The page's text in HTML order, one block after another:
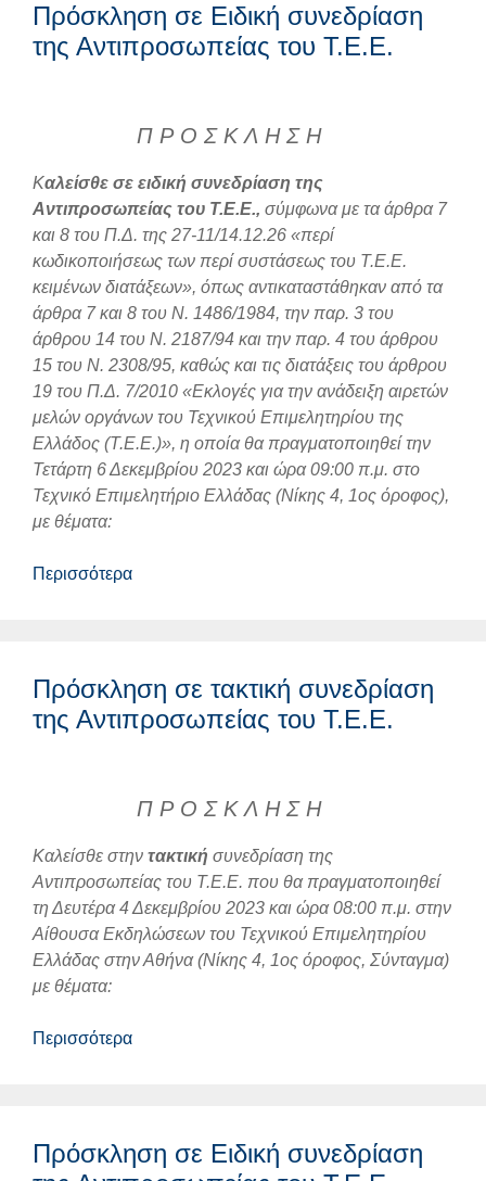
Πρόσκληση σε Ειδική συνεδρίαση
της Αντιπροσωπείας του Τ.Ε.Ε.
Π Ρ Ο Σ Κ Λ Η Σ Η
Καλείσθε σε ειδική συνεδρίαση της
Αντιπροσωπείας του Τ.Ε.Ε., σύμφωνα με τα άρθρα 7
και 8 του Π.Δ. της 27-11/14.12.26 «περί
κωδικοποιήσεως των περί συστάσεως του Τ.Ε.Ε.
κειμένων διατάξεων», όπως αντικαταστάθηκαν από τα
άρθρα 7 και 8 του Ν. 1486/1984, την παρ. 3 του
άρθρου 14 του Ν. 2187/94 και την παρ. 4 του άρθρου
15 του Ν. 2308/95, καθώς και τις διατάξεις του άρθρου
19 του Π.Δ. 7/2010 «Εκλογές για την ανάδειξη αιρετών
μελών οργάνων του Τεχνικού Επιμελητηρίου της
Ελλάδος (Τ.Ε.Ε.)», η οποία θα πραγματοποιηθεί την
Τετάρτη 6 Δεκεμβρίου 2023 και ώρα 09:00 π.μ. στο
Τεχνικό Επιμελητήριο Ελλάδας (Νίκης 4, 1ος όροφος),
με θέματα:
Περισσότερα
Πρόσκληση σε τακτική συνεδρίαση
της Αντιπροσωπείας του Τ.Ε.Ε.
Π Ρ Ο Σ Κ Λ Η Σ Η
Καλείσθε στην τακτική συνεδρίαση της
Αντιπροσωπείας του Τ.Ε.Ε. που θα πραγματοποιηθεί
τη Δευτέρα 4 Δεκεμβρίου 2023 και ώρα 08:00 π.μ. στην
Αίθουσα Εκδηλώσεων του Τεχνικού Επιμελητηρίου
Ελλάδας στην Αθήνα (Νίκης 4, 1ος όροφος, Σύνταγμα)
με θέματα:
Περισσότερα
Πρόσκληση σε Ειδική συνεδρίαση